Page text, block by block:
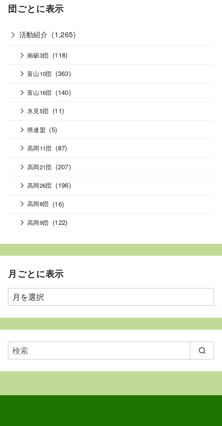
団ごとに表示
活動紹介 (1,265)
南砺3団 (118)
富山10団 (363)
富山16団 (140)
氷見5団 (11)
県連盟 (5)
高岡11団 (87)
高岡21団 (207)
高岡26団 (196)
高岡8団 (16)
高岡9団 (122)
月ごとに表示
月
ご
と
表
示